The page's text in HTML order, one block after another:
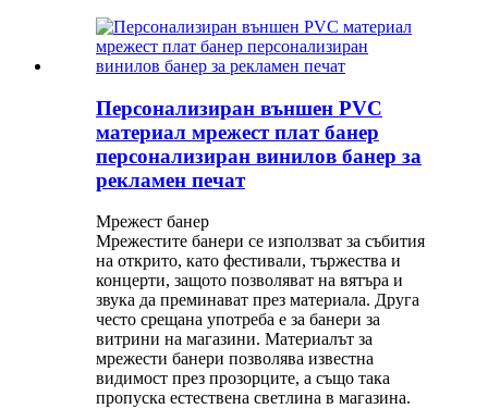
Персонализиран външен PVC
материал мрежест плат банер
персонализиран винилов банер за
рекламен печат
Мрежест банер
Мрежестите банери се използват за събития
на открито, като фестивали, тържества и
концерти, защото позволяват на вятъра и
звука да преминават през материала. Друга
често срещана употреба е за банери за
витрини на магазини. Материалът за
мрежести банери позволява известна
видимост през прозорците, а също така
пропуска естествена светлина в магазина.